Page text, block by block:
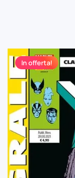
In offerta!